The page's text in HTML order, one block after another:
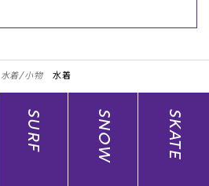
水着/小物 水着
SURF SNOW SKATE